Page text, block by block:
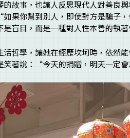
的故事，也讓人反思現代人對善良
果你幫到別人，即使對方是騙子
是盲目，而是一種對人性本善的執
活哲學，讓她在經歷坎坷時，依然
笑著說：“今天的捐贈，明天一定